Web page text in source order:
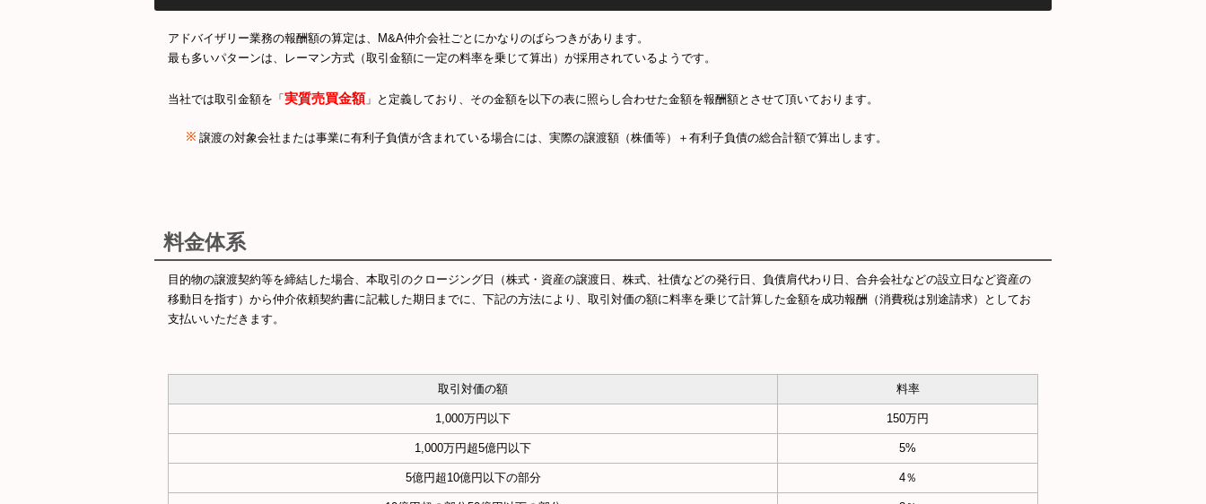
アドバイザリー業務の報酬額の算定は、M&A仲介会社ごとにかなりのばらつきがあります。
最も多いパターンは、レーマン方式（取引金額に一定の料率を乗じて算出）が採用されているようです。
当社では取引金額を「 実質売買金額 」と定義しており、その金額を以下の表に照らし合わせた金額を報酬額とさせて頂いております。
譲渡の対象会社または事業に有利子負債が含まれている場合には、実際の譲渡額（株価等）＋有利子負債の総合計額で算出します。
料金体系
目的物の譲渡契約等を締結した場合、本取引のクロージング日（株式・資産の譲渡日、株式、社債などの発行日、負債肩代わり日、合弁会社などの設立日など資産の
移動日を指す）から仲介依頼契約書に記載した期日までに、下記の方法により、取引対価の額に料率を乗じて計算した金額を成功報酬（消費税は別途請求）としてお
支払いいただきます。
取引対価の額 料率
1,000万円以下 150万円
1,000万円超5億円以下 5%
5億円超10億円以下の部分 4％